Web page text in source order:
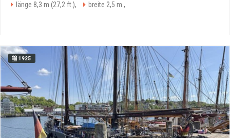
länge 8,3 m.(27,2 ft.), breite 2,5 m.,
1925